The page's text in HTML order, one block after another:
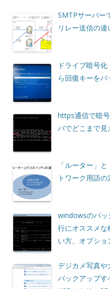
SMTPサーバー
リレー送信の違
ドライブ暗号
ら回復キーを
https通信で暗
バでどこまで
「ルーター」
トワーク用語の
windowsのバッ
行にオススメ
い方、オプショ
デジカメ写真
バックアップす